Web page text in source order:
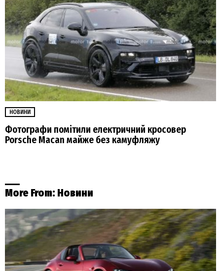
НОВИНИ
Фотографи помітили електричний кросовер
Porsche Macan майже без камуфляжу
More From: Новини